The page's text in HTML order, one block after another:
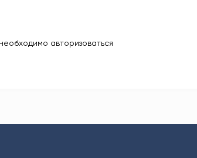
авторизоваться